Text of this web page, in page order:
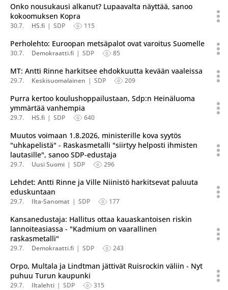
Onko nousukausi alkanut? Lupaavalta näyttää, sanoo
kokoomuksen Kopra
30.7. HS.fi SDP 115
Perholehto: Euroopan metsäpalot ovat varoitus Suomelle
30.7. Demokraatti.fi SDP 85
MT: Antti Rinne harkitsee ehdokkuutta kevään vaaleissa
29.7. Keskisuomalainen SDP 209
Purra kertoo koulushoppailustaan, Sdp:n Heinäluoma
ymmärtää vanhempia
29.7. HS.fi SDP 640
Muutos voimaan 1.8.2026, ministerille kova syytös
"uhkapelistä" - Raskasmetalli "siirtyy helposti ihmisten
lautasille", sanoo SDP-edustaja
29.7. Uusi Suomi SDP 296
Lehdet: Antti Rinne ja Ville Niinistö harkitsevat paluuta
eduskuntaan
29.7. Ilta-Sanomat SDP 177
Kansanedustaja: Hallitus ottaa kauaskantoisen riskin
lannoiteasiassa - "Kadmium on vaarallinen
raskasmetalli"
29.7. Demokraatti.fi SDP 243
Orpo, Multala ja Lindtman jättivät Ruisrockin väliin - Nyt
puhuu Turun kaupunki
29.7. Iltalehti SDP 315